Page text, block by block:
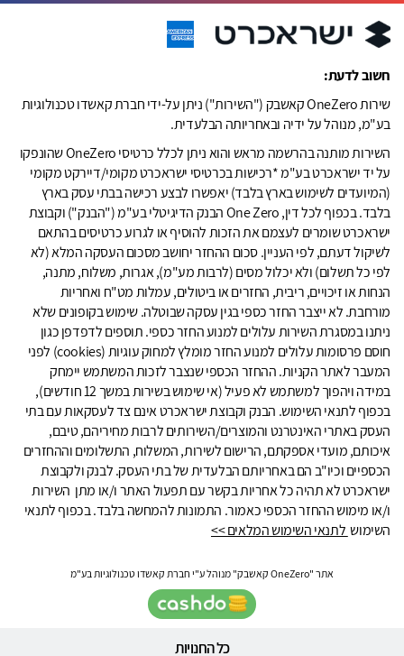
חשוב לדעת:
שירות OneZero קאשבק ("השירות") ניתן על-ידי חברת קאשדו טכנולוגיות
בע"מ, מנוהל על ידיה ובאחריותה הבלעדית.
השירות מותנה בהרשמה מראש והוא ניתן לכלל כרטיסי OneZero שהונפקו
על יד ישראכרט בע"מ *רכישות בכרטיסי ישראכרט מקומי/דיירקט מקומי
(המיועדים לשימוש בארץ בלבד) יאפשרו לבצע רכישה בבתי עסק בארץ
בלבד. בכפוף לכל דין, One Zero הבנק הדיגיטלי בע"מ ("הבנק") וקבוצת
ישראכרט שומרים לעצמם את הזכות להוסיף או לגרוע כרטיסים בהתאם
לשיקול דעתם, לפי העניין. סכום ההחזר יחושב מסכום העסקה המלא (לא
לפי כל תשלום) ולא יכלול מסים (לרבות מע"מ), אגרות, משלוח, מתנה,
הנחות או זיכויים, ריבית, החזרים או ביטולים, עמלות מט"ח ואחריות
מורחבת. לא ייצבר החזר כספי בגין עסקה שבוטלה. שימוש בקופונים שלא
ניתנו במסגרת השירות עלולים למנוע החזר כספי. תוספים לדפדפן כגון
חוסם פרסומות עלולים למנוע החזר מומלץ למחוק עוגיות (cookies) לפני
המעבר לאתר הקניות. ההחזר הכספי שנצבר לזכות המשתמש יימחק
במידה ויהפוך למשתמש לא פעיל (אי שימוש בשירות במשך 12 חודשים),
בכפוף לתנאי השימוש. הבנק וקבוצת ישראכרט אינם צד לעסקאות עם בתי
העסק באתרי האינטרנט והמוצרים/השירותים לרבות מחיריהם, טיבם,
איכותם, מועדי אספקתם, הרישום לשירות, המשלוח, התשלומים וההחזרים
הכספיים וכיו"ב הם באחריותם הבלעדית של בתי העסק. לבנק ולקבוצת
ישראכרט לא תהיה כל אחריות בקשר עם תפעול האתר ו/או מתן השירות
ו/או מימוש ההחזר הכספי כאמור. התמונות להמחשה בלבד. בכפוף לתנאי
השימוש לתנאי השימוש המלאים >>
אתר "OneZero קאשבק" מנוהל ע"י חברת קאשדו טכנולוגיות בע"מ
כל החנויות